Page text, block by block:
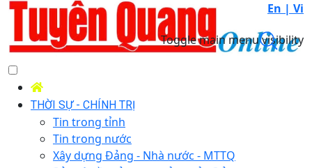
En | Vi
Toggle main menu visibility
THỜI SỰ - CHÍNH TRỊ
Tin trong tỉnh
Tin trong nước
Xây dựng Đảng - Nhà nước - MTTQ